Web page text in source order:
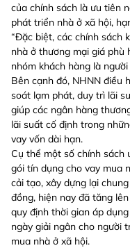
của chính sách là ưu tiên
phát triển nhà ở xã hội,
“Đặc biệt, các chính sách
nhà ở thương mại giá phù
nhóm khách hàng là
Bên cạnh đó, NHNN điều
soát lạm phát, duy trì lãi
giúp các ngân hàng
lãi suất cố định trong
vay vốn dài hạn.
Cụ thể một số chính sách
gói tín dụng cho vay mua
cải tạo, xây dựng lại
đồng, hiện nay đã tăng
quy định thời gian áp
ngày giải ngân cho người
mua nhà ở xã hội.